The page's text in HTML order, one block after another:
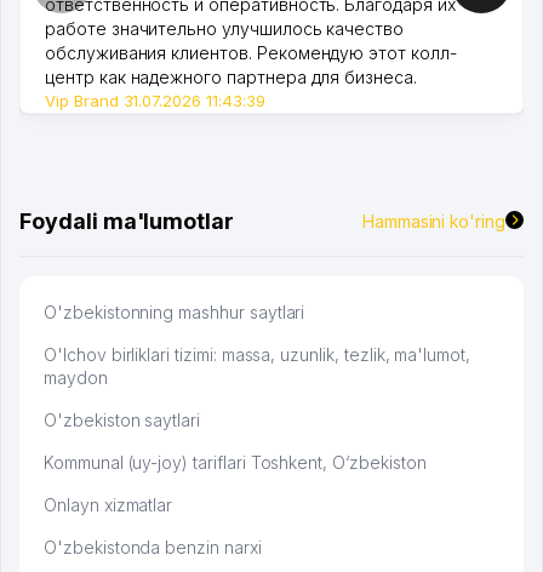
ответственность и оперативность. Благодаря их
работе значительно улучшилось качество
обслуживания клиентов. Рекомендую этот колл-
центр как надежного партнера для бизнеса.
Vip Brand 31.07.2026 11:43:39
Foydali ma'lumotlar Hammasini ko'ring
O'zbekistonning mashhur saytlari
O'lchov birliklari tizimi: massa, uzunlik, tezlik, ma'lumot,
maydon
O'zbekiston saytlari
Kommunal (uy-joy) tariflari Toshkent, O‘zbekiston
Onlayn xizmatlar
O'zbekistonda benzin narxi